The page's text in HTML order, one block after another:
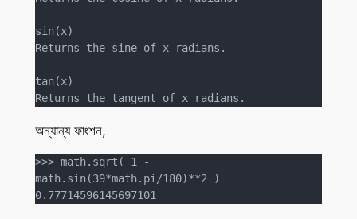
sin(x)
Returns the sine of x radians.
tan(x)
Returns the tangent of x radians.
অন্যান্য ফাংশন,
>>> math.sqrt( 1 -
math.sin(39*math.pi/180)**2 )
0.77714596145697101